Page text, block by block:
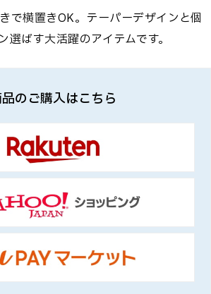
で横置きOK。テーパーデザインと個
選ばす大活躍のアイテムです。
のご購入はこちら